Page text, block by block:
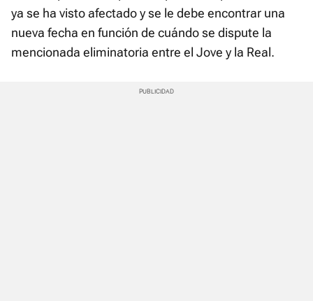
ya se ha visto afectado y se le debe encontrar una
nueva fecha en función de cuándo se dispute la
mencionada eliminatoria entre el Jove y la Real.